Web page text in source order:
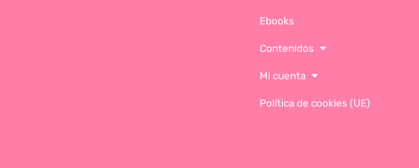
Ebooks
Contenidos
Mi cuenta
Política de cookies (UE)